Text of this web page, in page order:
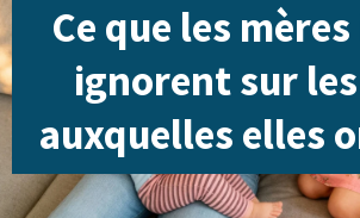
Ce que les
ignorent sur
auxquelles elles